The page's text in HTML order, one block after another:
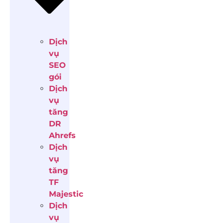
Dịch
vụ
SEO
gói
Dịch
vụ
tăng
DR
Ahrefs
Dịch
vụ
tăng
TF
Majestic
Dịch
vụ